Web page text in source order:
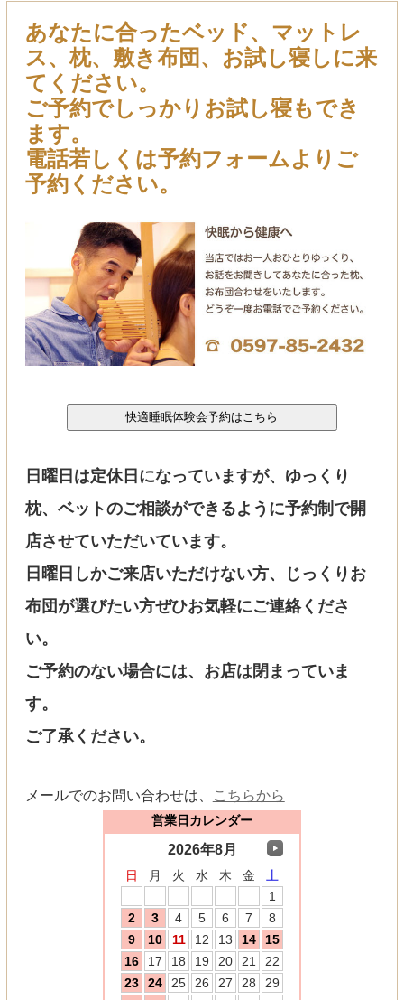
あなたに合ったベッド、マットレ
ス、枕、敷き布団、お試し寝しに来
てください。
ご予約でしっかりお試し寝もでき
ます。
電話若しくは予約フォームよりご
予約ください。
日曜日は定休日になっていますが、ゆっくり
枕、ベットのご相談ができるように予約制で開
店させていただいています。
日曜日しかご来店いただけない方、じっくりお
布団が選びたい方ぜひお気軽にご連絡くださ
い。
ご予約のない場合には、お店は閉まっていま
す。
ご了承ください。
メールでのお問い合わせは、 こちらから